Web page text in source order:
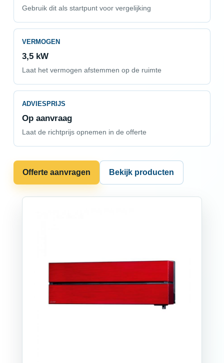
Gebruik dit als startpunt voor vergelijking
VERMOGEN
3,5 kW
Laat het vermogen afstemmen op de ruimte
ADVIESPRIJS
Op aanvraag
Laat de richtprijs opnemen in de offerte
Offerte aanvragen Bekijk producten